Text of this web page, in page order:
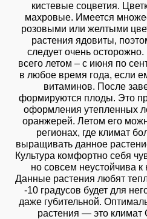
кистевые соцветия.
махровые. Имеется
розовыми или желтыми
растения ядовиты,
следует очень
всего летом – с июня по
в любое время года, если
витаминов. После
формируются плоды. Это
оформления утепленных
оранжерей. Летом его
регионах, где климат
выращивать данное
Культура комфортно себя
но совсем неустойчива к
Данные растения любят
-10 градусов будет для
даже губительной.
растения — это